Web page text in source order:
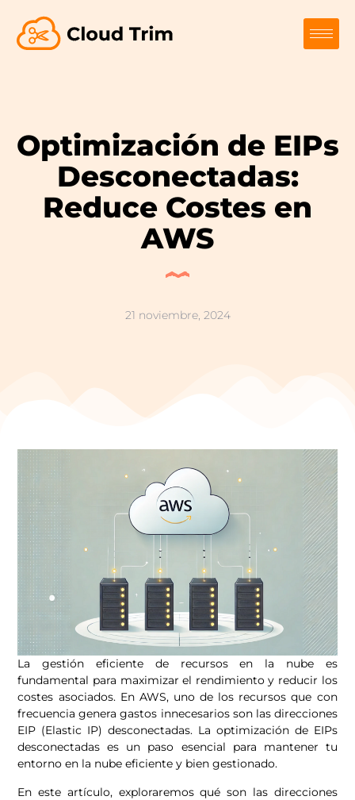
Optimización de EIPs
Desconectadas:
Reduce Costes en
AWS
21 noviembre, 2024
La gestión eficiente de recursos en la nube es
fundamental para maximizar el rendimiento y reducir los
costes asociados. En AWS, uno de los recursos que con
frecuencia genera gastos innecesarios son las direcciones
EIP (Elastic IP) desconectadas. La optimización de EIPs
desconectadas es un paso esencial para mantener tu
entorno en la nube eficiente y bien gestionado.
En este artículo, exploraremos qué son las direcciones